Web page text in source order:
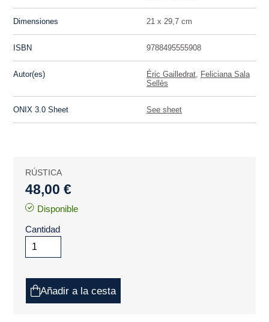
Dimensiones 21 x 29,7 cm
ISBN 9788495555908
Autor(es) Éric Gailledrat
Feliciana Sala
Sellès
ONIX 3.0 Sheet See sheet
RÚSTICA
48,00 €
Disponible
Cantidad
Añadir a la cesta